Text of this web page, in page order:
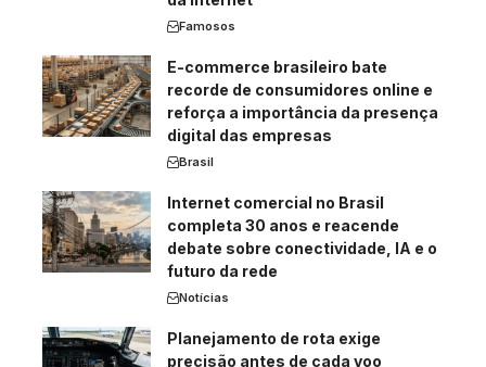
Famosos
E-commerce brasileiro bate
recorde de consumidores online e
reforça a importância da presença
digital das empresas
Brasil
Internet comercial no Brasil
completa 30 anos e reacende
debate sobre conectividade, IA e o
futuro da rede
Notícias
Planejamento de rota exige
precisão antes de cada voo